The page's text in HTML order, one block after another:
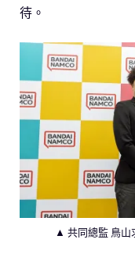
待。
▲ 共同總監 鳥山